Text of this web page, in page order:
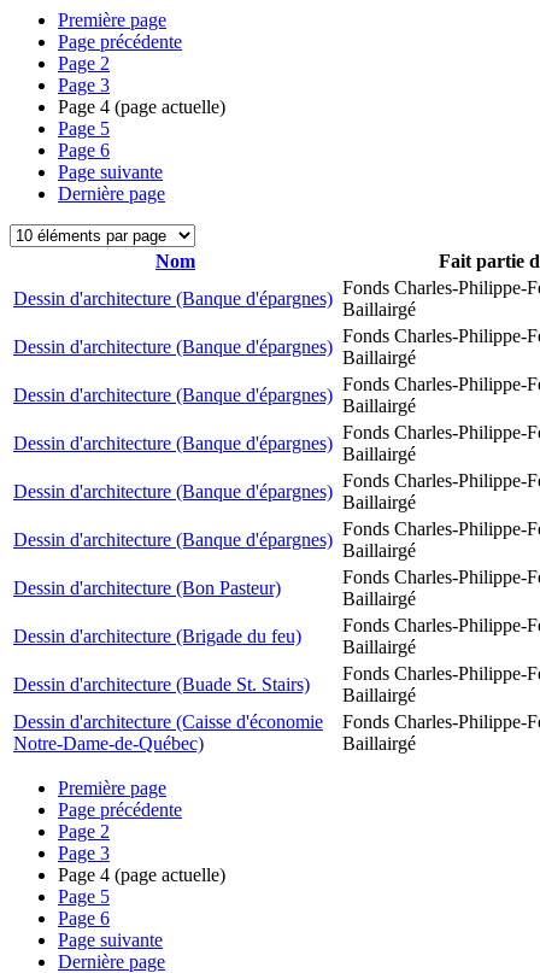
Première page
Page précédente
Page 2
Page 3
Page 4 (page actuelle)
Page 5
Page 6
Page suivante
Dernière page
Nom
Fait partie
Dessin d'architecture (Banque d'épargnes)
Fonds Charles-Philippe-
Baillairgé
Dessin d'architecture (Banque d'épargnes)
Fonds Charles-Philippe-
Baillairgé
Dessin d'architecture (Banque d'épargnes)
Fonds Charles-Philippe-
Baillairgé
Dessin d'architecture (Banque d'épargnes)
Fonds Charles-Philippe-
Baillairgé
Dessin d'architecture (Banque d'épargnes)
Fonds Charles-Philippe-
Baillairgé
Dessin d'architecture (Banque d'épargnes)
Fonds Charles-Philippe-
Baillairgé
Dessin d'architecture (Bon Pasteur)
Fonds Charles-Philippe-
Baillairgé
Dessin d'architecture (Brigade du feu)
Fonds Charles-Philippe-
Baillairgé
Dessin d'architecture (Buade St. Stairs)
Fonds Charles-Philippe-
Baillairgé
Dessin d'architecture (Caisse d'économie
Notre-Dame-de-Québec)
Fonds Charles-Philippe-
Baillairgé
Première page
Page précédente
Page 2
Page 3
Page 4 (page actuelle)
Page 5
Page 6
Page suivante
Dernière page